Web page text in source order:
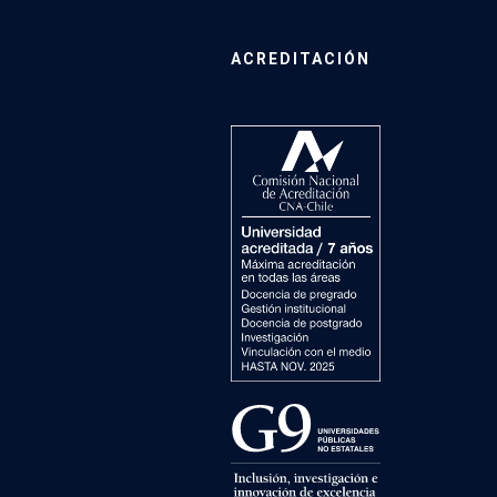
ACREDITACIÓN